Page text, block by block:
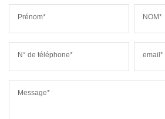
Prénom* NOM*
N° de téléphone* email*
Message*